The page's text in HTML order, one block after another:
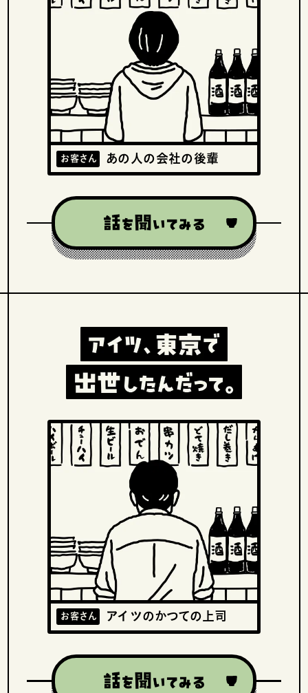
お客さん あの人の会社の後輩
お客さん アイツのかつての上司